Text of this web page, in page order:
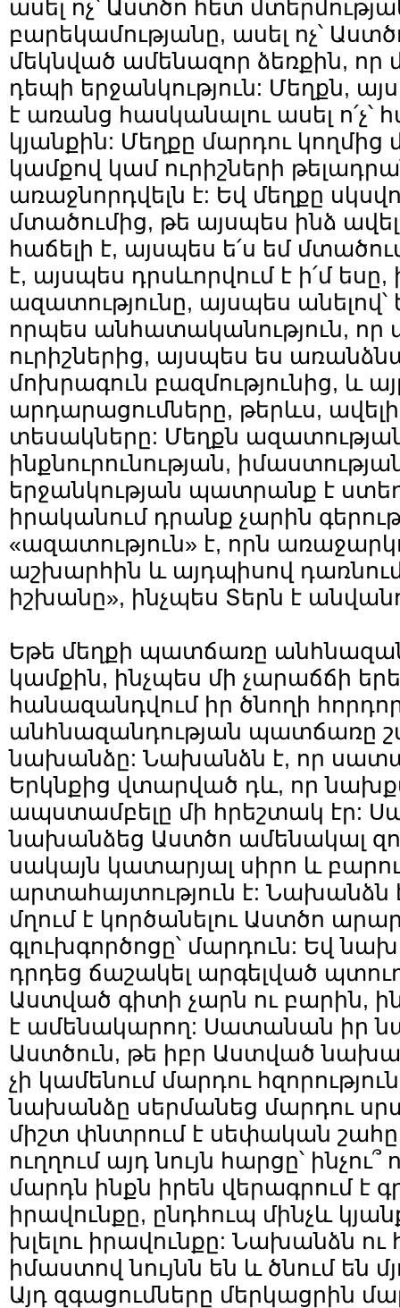
ասել ոչ՝ Աստծո հետ
բարեկամությանը, ասել ոչ՝
մեկնված ամենազոր ձեռքին, որ
դեպի երջանկություն: Մեղքն,
է առանց հասկանալու ասել
կյանքին: Մեղքը մարդու
կամքով կամ ուրիշների
առաջնորդվելն է: Եվ մեղքը
մտածումից, թե այսպես ինձ
հաճելի է, այսպես ե՛ս եմ
է, այսպես դրսևորվում է ի՛մ
ազատությունը, այսպես
որպես անհատականություն, որ
ուրիշներից, այսպես ես
մոխրագուն բազմությունից, և
արդարացումները, թերևս,
տեսակները: Մեղքն
ինքնուրունության,
երջանկության պատրանք է
իրականում դրանք չարին
«ազատություն» է, որն
աշխարհին և այդպիսով
իշխանը», ինչպես Տերն է
Եթե մեղքի պատճառը
կամքին, ինչպես մի չարաճճի
հանազանդվում իր ծնողի
անհնազանդության պատճառը
նախանձը: Նախանձն է, որ
Երկնքից վտարված դև, որ
ապստամբելը մի հրեշտակ էր:
նախանձեց Աստծո ամենակալ
սակայն կատարյալ սիրո և
արտահայտություն է: Նախանձն
մղում է կործանելու Աստծո
գլուխգործոցը՝ մարդուն: Եվ
դրդեց ճաշակել արգելված
Աստված գիտի չարն ու բարին,
է ամենակարող: Սատանան իր
Աստծուն, թե իբր Աստված
չի կամենում մարդու
նախանձը սերմանեց մարդու
միշտ փնտրում է սեփական շահը
ուղղում այդ նույն հարցը՝ ինչու՞
մարդն ինքն իրեն վերագրում է
իրավունքը, ընդհուպ մինչև
խլելու իրավունքը: Նախանձն ու
իմաստով նույնն են և ծնում են
Այդ զգացումները մերկացրին